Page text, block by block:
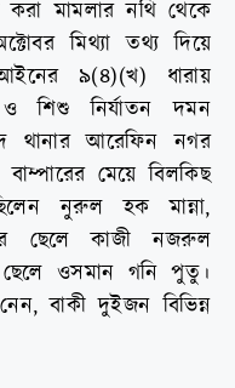
করা মামলার নথি থেকে
মিথ্যা তথ্য দিয়ে
৯(৪)(খ) ধারায়
শিশু নির্যাতন দমন
থানার আরেফিন নগর
মেয়ে বিলকিছ
নুরুল হক মান্না,
ছেলে কাজী নজরুল
ওসমান গনি পুতু।
বাকী দুইজন বিভিন্ন